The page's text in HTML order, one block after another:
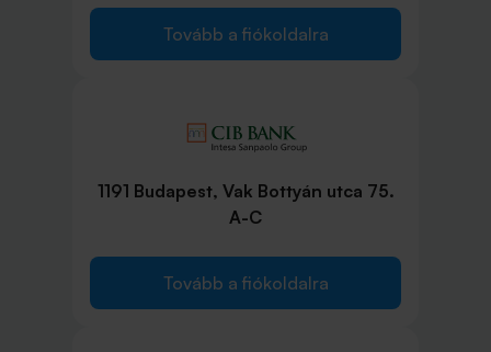
Tovább a fiókoldalra
1191 Budapest, Vak Bottyán utca 75.
A-C
Tovább a fiókoldalra